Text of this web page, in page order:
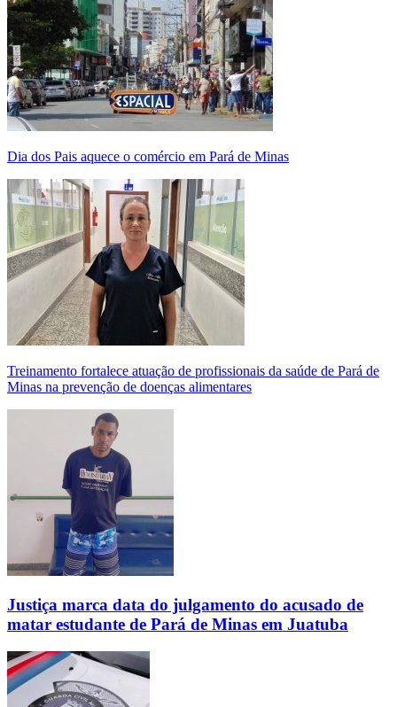
Dia dos Pais aquece o comércio em Pará de Minas
Treinamento fortalece atuação de profissionais da saúde de Pará de
Minas na prevenção de doenças alimentares
Justiça marca data do julgamento do acusado de
matar estudante de Pará de Minas em Juatuba